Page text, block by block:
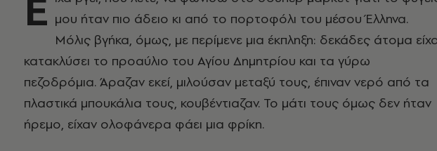
μου ήταν πιο άδειο κι από το πορτοφόλι του μέσου Έλληνα.
Μόλις βγήκα, όμως, με περίμενε μια έκπληξη: δεκάδες άτομα
κατακλύσει το προαύλιο του Αγίου Δημητρίου και τα γύρω
πεζοδρόμια. Άραζαν εκεί, μιλούσαν μεταξύ τους, έπιναν νερό από τα
πλαστικά μπουκάλια τους, κουβέντιαζαν. Το μάτι τους όμως δεν ήταν
ήρεμο, είχαν ολοφάνερα φάει μια φρίκη.